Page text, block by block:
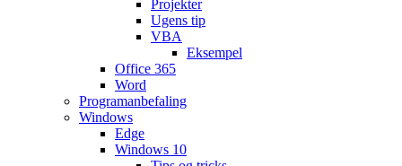
Projekter
Ugens tip
VBA
Eksempel
Office 365
Word
Programanbefaling
Windows
Edge
Windows 10